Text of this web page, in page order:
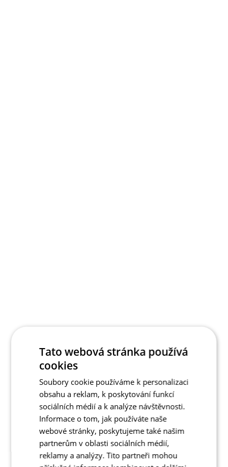
Tato webová stránka používá
cookies
Soubory cookie používáme k personalizaci
obsahu a reklam, k poskytování funkcí
sociálních médií a k analýze návštěvnosti.
Informace o tom, jak používáte naše
webové stránky, poskytujeme také našim
partnerům v oblasti sociálních médií,
reklamy a analýzy. Tito partneři mohou